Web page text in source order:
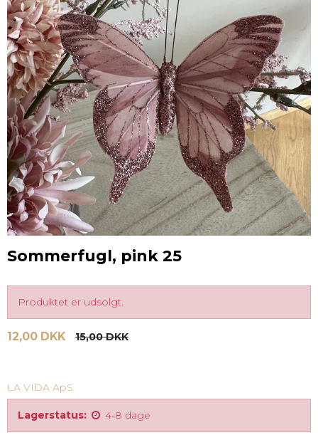
Sommerfugl, pink 25
Produktet er udsolgt.
12,00 DKK 15,00 DKK
LA VIDA ApS
Lagerstatus: 4-8 dage